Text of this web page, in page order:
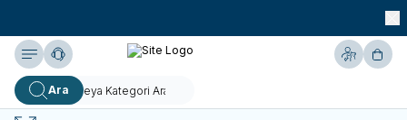
Yardım
Ara
Hesabım